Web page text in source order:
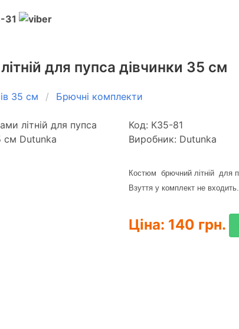
31
для пупса дівчинки 35 см
35 см Брючні комплекти
Код: К35-81
Виробник: Dutunka
Костюм брючний літній для
Взуття у комплект не входить.
Ціна: 140 грн.